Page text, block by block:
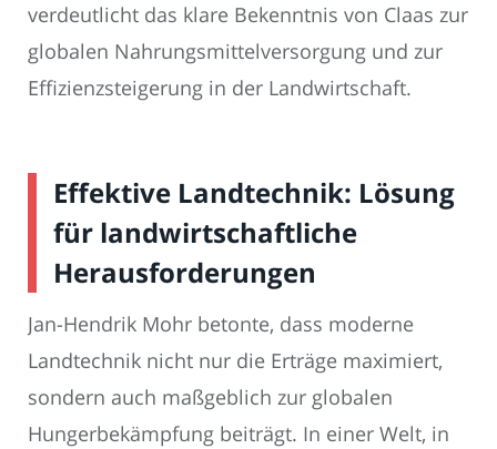
verdeutlicht das klare Bekenntnis von Claas zur
globalen Nahrungsmittelversorgung und zur
Effizienzsteigerung in der Landwirtschaft.
Effektive Landtechnik: Lösung
für landwirtschaftliche
Herausforderungen
Jan-Hendrik Mohr betonte, dass moderne
Landtechnik nicht nur die Erträge maximiert,
sondern auch maßgeblich zur globalen
Hungerbekämpfung beiträgt. In einer Welt, in